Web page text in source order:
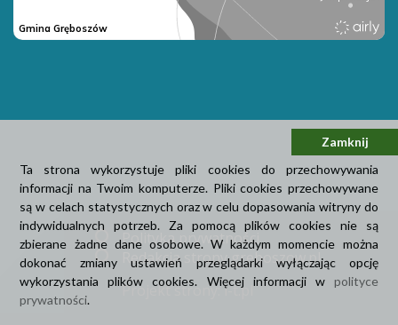
Polityka prywatności
Redakcja strony greboszow.pl
Projekt strony: i-t.pl
Ta strona wykorzystuje pliki cookies do przechowywania
informacji na Twoim komputerze. Pliki cookies przechowywane
są w celach statystycznych oraz w celu dopasowania witryny do
indywidualnych potrzeb. Za pomocą plików cookies nie są
zbierane żadne dane osobowe. W każdym momencie można
dokonać zmiany ustawień przeglądarki wyłączając opcję
wykorzystania plików cookies. Więcej informacji w polityce
prywatności.
Zamknij